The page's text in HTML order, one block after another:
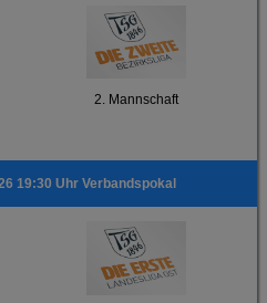
2. Mannschaft
19:30 Uhr Verbandspokal